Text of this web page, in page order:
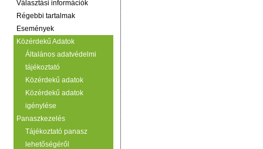
Választási információk
Régebbi tartalmak
Események
Közérdekű Adatok
Általános adatvédelmi
tájékoztató
Közérdekű adatok
Közérdekű adatok
igénylése
Panaszkezelés
Tájékoztató panasz
lehetőségéről